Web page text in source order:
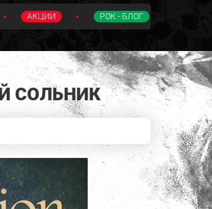
АКЦИИ РОК - БЛОГ
СОЛЬНИК